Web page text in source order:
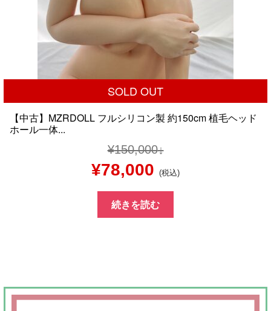
SOLD OUT
【中古】MZRDOLL フルシリコン製 約150cm 植毛ヘッド
ホール一体...
¥150,000
元
の
価
¥150,000
¥78,000 現
在
の
は
(税込)
続きを読む